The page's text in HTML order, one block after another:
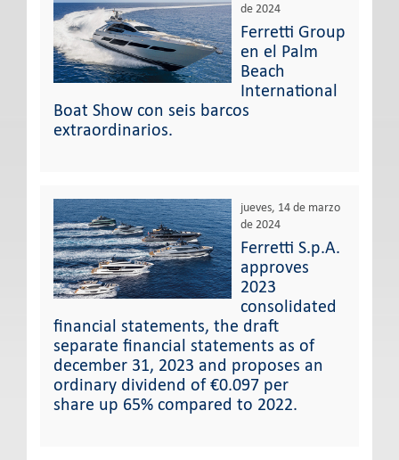
de 2024
Ferretti Group
en el Palm
Beach
International
Boat Show con seis barcos
extraordinarios.
jueves, 14 de marzo
de 2024
Ferretti S.p.A.
approves
2023
consolidated
financial statements, the draft
separate financial statements as of
december 31, 2023 and proposes an
ordinary dividend of €0.097 per
share up 65% compared to 2022.